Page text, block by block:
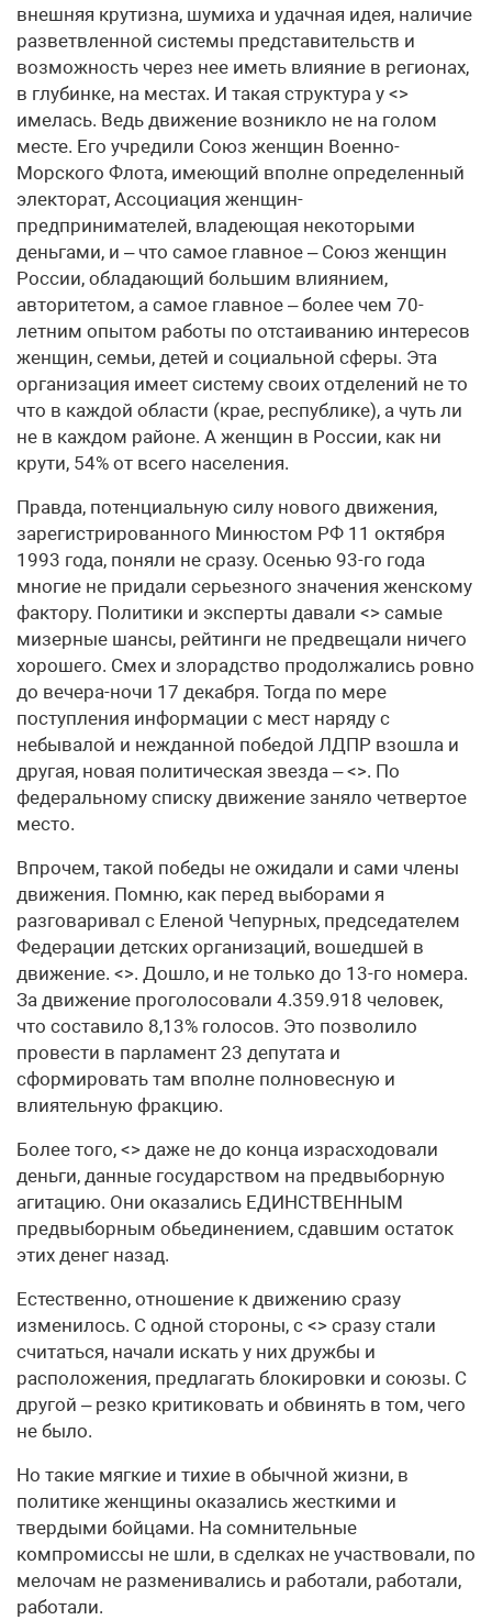
внешняя крутизна, шумиха и удачная идея, наличие
разветвленной системы представительств и
возможность через нее иметь влияние в регионах,
в глубинке, на местах. И такая структура у <>
имелась. Ведь движение возникло не на голом
месте. Его учредили Союз женщин Военно-
Морского Флота, имеющий вполне определенный
электорат, Ассоциация женщин-
предпринимателей, владеющая некоторыми
деньгами, и – что самое главное – Союз женщин
России, обладающий большим влиянием,
авторитетом, а самое главное – более чем 70-
летним опытом работы по отстаиванию интересов
женщин, семьи, детей и социальной сферы. Эта
организация имеет систему своих отделений не то
что в каждой области (крае, республике), а чуть ли
не в каждом районе. А женщин в России, как ни
крути, 54% от всего населения.
Правда, потенциальную силу нового движения,
зарегистрированного Минюстом РФ 11 октября
1993 года, поняли не сразу. Осенью 93-го года
многие не придали серьезного значения женскому
фактору. Политики и эксперты давали <> самые
мизерные шансы, рейтинги не предвещали ничего
хорошего. Смех и злорадство продолжались ровно
до вечера-ночи 17 декабря. Тогда по мере
поступления информации с мест наряду с
небывалой и нежданной победой ЛДПР взошла и
другая, новая политическая звезда – <>. По
федеральному списку движение заняло четвертое
место.
Впрочем, такой победы не ожидали и сами члены
движения. Помню, как перед выборами я
разговаривал с Еленой Чепурных, председателем
Федерации детских организаций, вошедшей в
движение. <>. Дошло, и не только до 13-го номера.
За движение проголосовали 4.359.918 человек,
что составило 8,13% голосов. Это позволило
провести в парламент 23 депутата и
сформировать там вполне полновесную и
влиятельную фракцию.
Более того, <> даже не до конца израсходовали
деньги, данные государством на предвыборную
агитацию. Они оказались ЕДИНСТВЕННЫМ
предвыборным обьединением, сдавшим остаток
этих денег назад.
Естественно, отношение к движению сразу
изменилось. С одной стороны, с <> сразу стали
считаться, начали искать у них дружбы и
расположения, предлагать блокировки и союзы. С
другой – резко критиковать и обвинять в том, чего
не было.
Но такие мягкие и тихие в обычной жизни, в
политике женщины оказались жесткими и
твердыми бойцами. На сомнительные
компромиссы не шли, в сделках не участвовали, по
мелочам не разменивались и работали, работали,
работали.